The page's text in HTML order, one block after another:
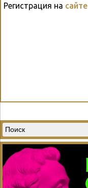
Регистрация на сайте